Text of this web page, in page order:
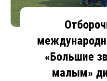
«Большие
малым»